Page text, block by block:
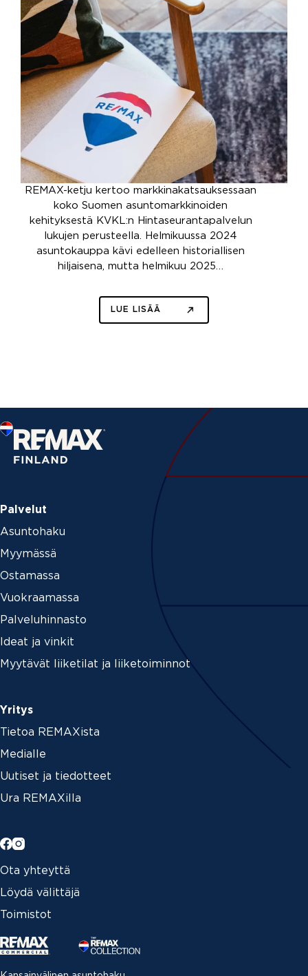
REMAX-ketju kertoo markkinakatsauksessaan
koko Suomen asuntomarkkinoiden
kehityksestä KVKL:n Hintaseurantapalvelun
lukujen perusteella. Helmikuussa 2024
asuntokauppa kävi edelleen historiallisen
hiljaisena, mutta helmikuu 2025…
LUE LISÄÄ
Palvelut
Asuntohaku
Myymässä
Ostamassa
Vuokraamassa
Palveluhinnasto
Ideat ja vinkit
Myytävät liiketilat ja liiketoiminnot
Yritys
Tietoa REMAXista
Medialle
Uutiset ja tiedotteet
Ura REMAXilla
Ota yhteyttä
Löydä välittäjä
Toimistot